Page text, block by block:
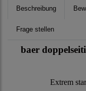
Beschreibung
Frage stellen
baer
Extrem